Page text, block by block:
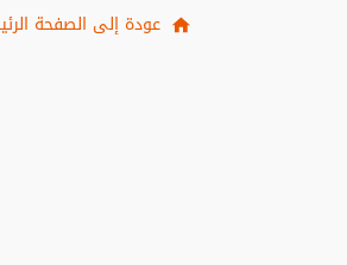
عودة إلى الصفحة